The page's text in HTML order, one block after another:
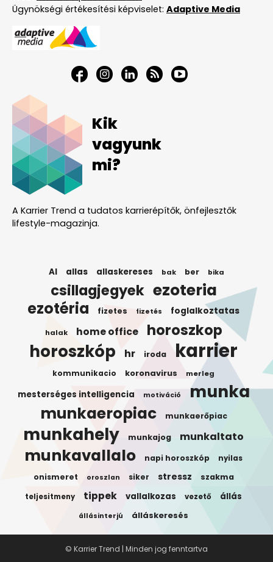
Ügynökségi értékesítési képviselet: Adaptive Media
Kik
vagyunk
mi?
A Karrier Trend a tudatos karrierépítők, önfejlesztők
lifestyle-magazinja.
AI allas allaskereses bak ber bika
csillagjegyek ezoteria
ezotéria fizetes fizetés foglalkoztatas
halak home office horoszkop
horoszkóp hr iroda karrier
kommunikacio koronavirus merleg
mesterséges intelligencia motiváció munka
munkaeropiac munkaerőpiac
munkahely munkajog munkaltato
munkavallalo napi horoszkóp nyilas
onismeret oroszlan siker stressz szakma
teljesitmeny tippek vallalkozas vezető állás
állásinterjú álláskeresés
© Karrier Trend | Minden jog fenntartva